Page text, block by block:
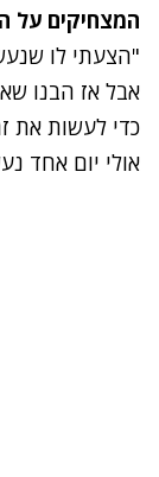
המצחיקים
"הצעתי לו
אבל אז הבנו
כדי לעשות את
אולי יום אחד